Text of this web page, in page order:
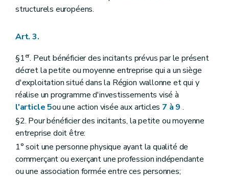
structurels européens.
Art. 3.
§1er. Peut bénéficier des incitants prévus par le présent
décret la petite ou moyenne entreprise qui a un siège
d'exploitation situé dans la Région wallonne et qui y
réalise un programme d'investissements visé à
l'article 5ou une action visée aux articles 7 à 9 .
§2. Pour bénéficier des incitants, la petite ou moyenne
entreprise doit être:
1° soit une personne physique ayant la qualité de
commerçant ou exerçant une profession indépendante
ou une association formée entre ces personnes;